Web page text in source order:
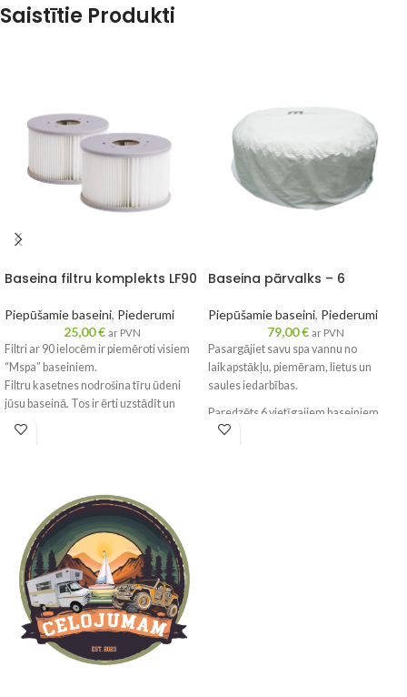
Saistītie Produkti
Baseina filtru komplekts LF90
Piepūšamie baseini, Piederumi
25,00€ ar PVN
Filtri ar 90 ielocēm ir piemēroti visiem
“Mspa” baseiniem.
Filtru kasetnes nodrošina tīru ūdeni
jūsu baseinā. Tos ir ērti uzstādīt un
veikt to apkopi. Tie vienkārši jānoskalo
var sabojāties filtra sūknis. “Mspa” filtri
ir izgatavoti nevis no papīra, bet gan no
polipropilēna.
Baseina pārvalks – 6
Piepūšamie baseini, Piederumi
79,00€ ar PVN
Pasargājiet savu spa vannu no
laikapstākļu, piemēram, lietus un
saules iedarbības.
Paredzēts 6 vietīgajiem baseiniem